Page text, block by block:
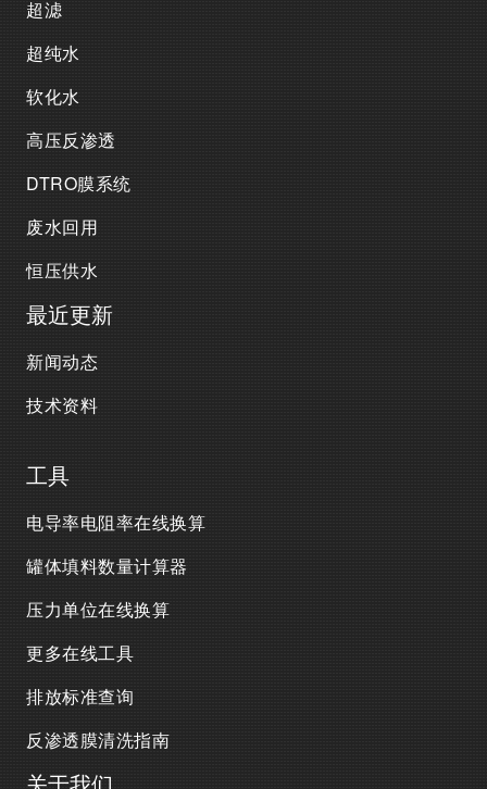
超滤
超纯水
软化水
高压反渗透
DTRO膜系统
废水回用
恒压供水
最近更新
新闻动态
技术资料
工具
电导率电阻率在线换算
罐体填料数量计算器
压力单位在线换算
更多在线工具
排放标准查询
反渗透膜清洗指南